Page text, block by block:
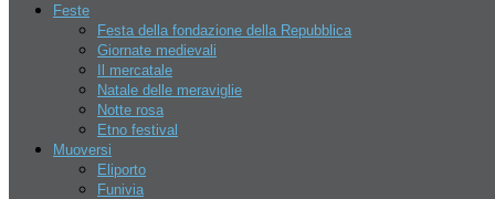
Feste
Festa della fondazione della Repubblica
Giornate medievali
Il mercatale
Natale delle meraviglie
Notte rosa
Etno festival
Muoversi
Eliporto
Funivia
La tua pubblicità
Fatti trovare
Affittasi spazi commerciali a RSM